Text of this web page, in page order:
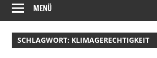
MENÜ
SCHLAGWORT: KLIMAGERECHTIGKEIT